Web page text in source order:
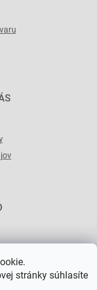
stránky súhlasíte